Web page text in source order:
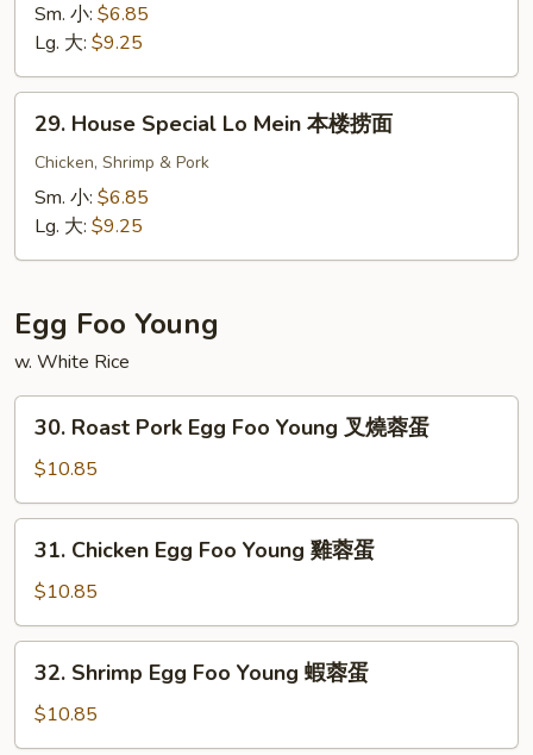
Lo
Mein
虾
捞
Sm. 小: $6.85
Lg. 大: $9.25
29.
House
Special
Lo
Mein
面
29. House Special Lo Mein 本楼捞面
Chicken, Shrimp & Pork
Sm. 小: $6.85
Lg. 大: $9.25
Egg Foo Young
w. White Rice
30.
Roast
Pork
Egg
Foo
Young
蓉
30. Roast Pork Egg Foo Young 叉燒蓉蛋
$10.85
31.
Chicken
Egg
Foo
Young
31. Chicken Egg Foo Young 雞蓉蛋
$10.85
32.
Shrimp
Egg
Foo
32. Shrimp Egg Foo Young 蝦蓉蛋
$10.85